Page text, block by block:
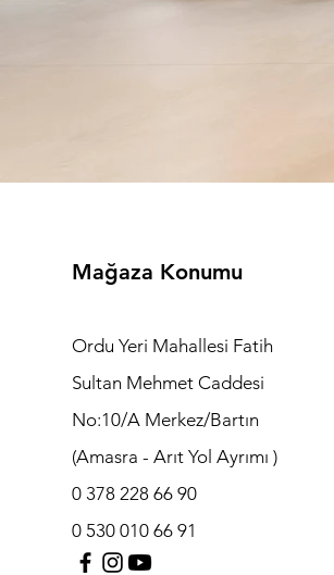
Mağaza Konumu
Ordu Yeri Mahallesi Fatih
Sultan Mehmet Caddesi
No:10/A Merkez/Bartın
(Amasra - Arıt Yol Ayrımı )
0 378 228 66 90
0 530 010 66 91